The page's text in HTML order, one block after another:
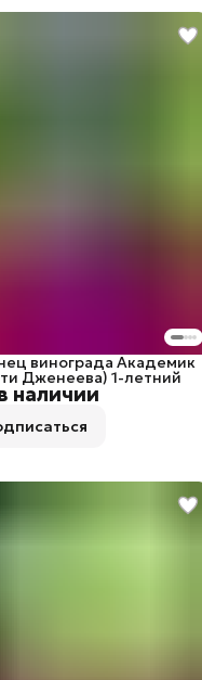
наличии
винограда Академик
Дженеева) 1-летний